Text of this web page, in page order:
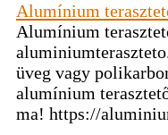
Alumínium
Alumínium
üveg vagy
alumínium
ma! https://